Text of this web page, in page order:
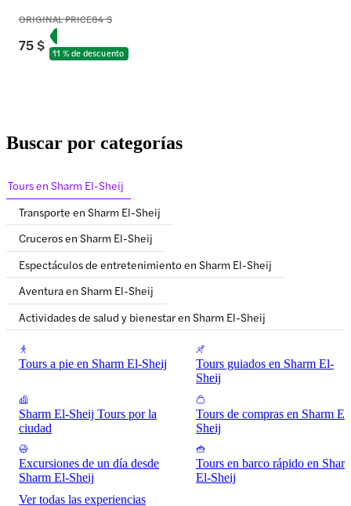
ORIGINAL PRICE84 $
75 $ 11 % de descuento
Buscar por categorías
Tours en Sharm El-Sheij
Transporte en Sharm El-Sheij
Cruceros en Sharm El-Sheij
Espectáculos de entretenimiento en Sharm El-Sheij
Aventura en Sharm El-Sheij
Actividades de salud y bienestar en Sharm El-Sheij
Tours a pie en Sharm El-Sheij
Tours guiados en Sharm El-
Sheij
Sharm El-Sheij Tours por la
ciudad
Tours de compras en Sharm El-
Sheij
Excursiones de un día desde
Sharm El-Sheij
Tours en barco rápido en
El-Sheij
Ver todas las experiencias